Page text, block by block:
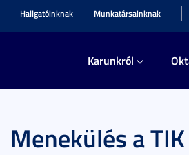
Hallgatóinknak Munkatársainknak
Karunkról
Menekülés a